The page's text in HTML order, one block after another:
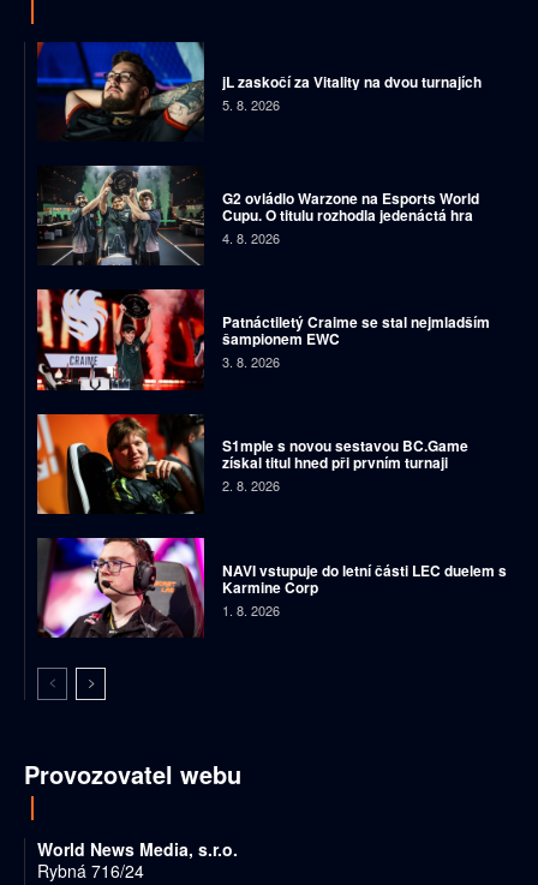
jL zaskočí za Vitality na dvou turnajích
5. 8. 2026
G2 ovládlo Warzone na Esports World
Cupu. O titulu rozhodla jedenáctá hra
4. 8. 2026
Patnáctiletý Craime se stal nejmladším
šampionem EWC
3. 8. 2026
S1mple s novou sestavou BC.Game
získal titul hned při prvním turnaji
2. 8. 2026
NAVI vstupuje do letní části LEC duelem s
Karmine Corp
1. 8. 2026
Provozovatel webu
World News Media, s.r.o.
Rybná 716/24